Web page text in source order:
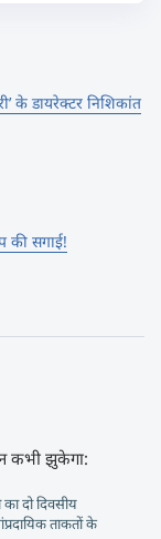
के डायरेक्टर निशिकांत
की सगाई!
कभी झुकेगा:
दो दिवसीय
ताकतों के